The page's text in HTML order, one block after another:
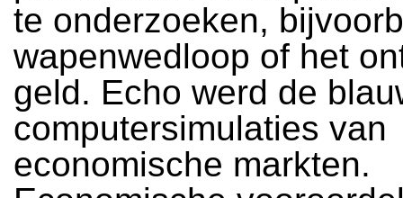
te onderzoeken,
wapenwedloop of het
geld. Echo werd de
computersimulaties van
economische markten.